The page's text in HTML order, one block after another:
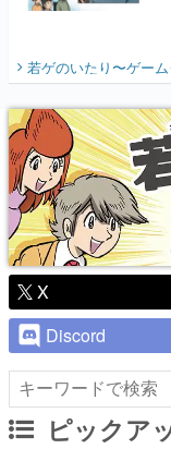
若ゲのいたり〜ゲー
X
Discord
ピックア